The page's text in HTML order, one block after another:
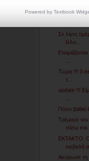
Γιατί το
??...
Σε λίγες
Ιλλο...
Τώρα !!! 3
τ...
update !!!
Πόσο βαθιά
Τρέμουν
πίσω και...
ΕΚΤΑΚΤΟ: Οι
εισβολή
Ακύρωσε τη
Powered by Textbook